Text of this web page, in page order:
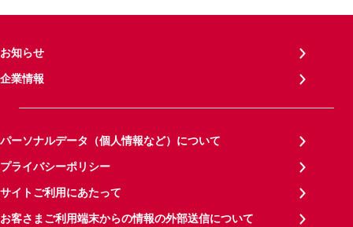
お知らせ
企業情報
パーソナルデータ（個人情報など）について
プライバシーポリシー
サイトご利用にあたって
お客さまご利用端末からの情報の外部送信について